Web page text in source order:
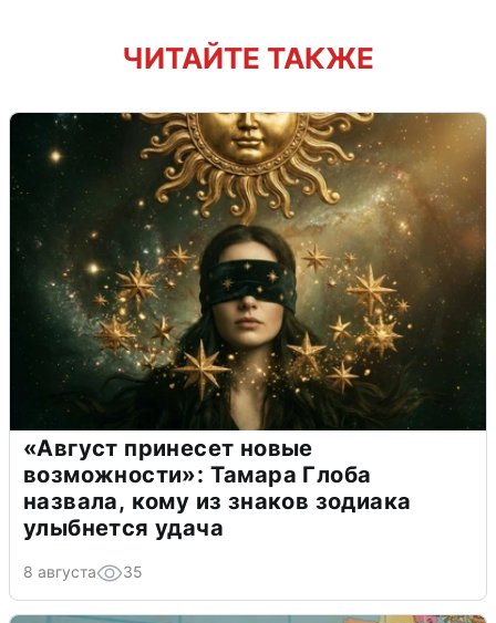
ЧИТАЙТЕ ТАКЖЕ
«Август принесет новые
возможности»: Тамара Глоба
назвала, кому из знаков зодиака
улыбнется удача
8 августа 35